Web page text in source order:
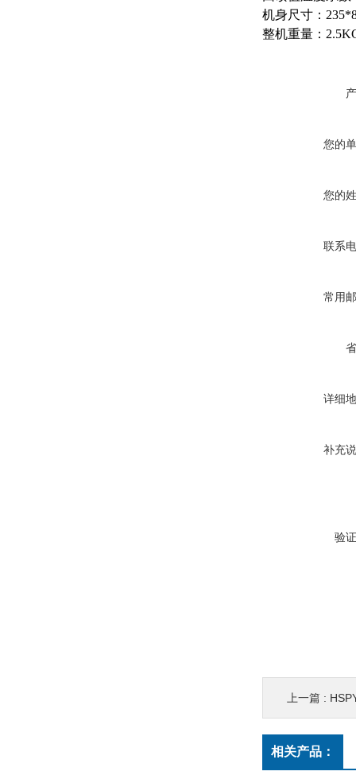
机身尺寸：
整机重量：
您的
您的
联系
常用
详细
补充
验
上一篇 : HSPY
相关产品：